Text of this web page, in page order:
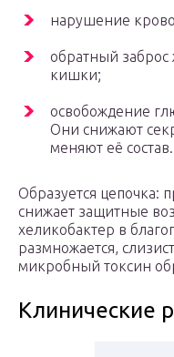
нарушение
обратный заброс
кишки;
освобождение
Они снижают
меняют её состав.
Образуется
снижает защитные
хеликобактер в
размножается,
микробный токсин
Клинические